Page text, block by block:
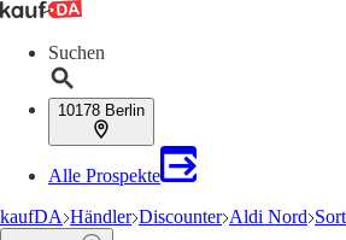
Suchen
10178 Berlin
Alle Prospekte
kaufDA Händler Discounter Aldi Nord